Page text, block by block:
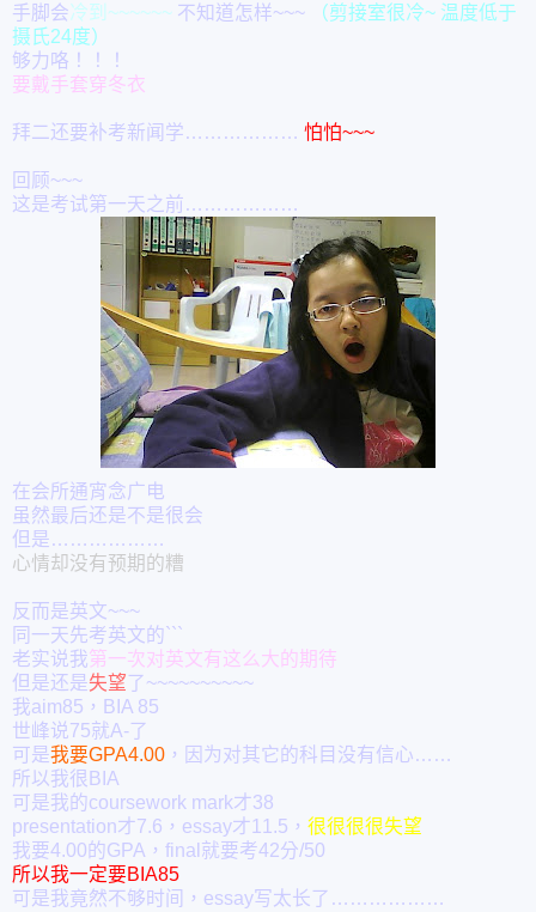
手脚会冷到~~~~~~ 不知道怎样~~~
（剪接室很冷~ 温度低于
摄氏24度）
够力咯！！！
要戴手套穿冬衣
拜二还要补考新闻学……………… 怕怕~~~
回顾~~~
这是考试第一天之前………………
在会所通宵念广电
虽然最后还是不是很会
但是………………
心情却没有预期的糟
反而是英文~~~
同一天先考英文的```
老实说我第一次对英文有这么大的期待
但是还是失望了~~~~~~~~~~
我aim85，BIA 85
世峰说75就A-了
可是我要GPA4.00 ，因为对其它的科目没有信心……
所以我很BIA
可是我的coursework mark才38
presentation才7.6，essay才11.5， 很很很很失望
我要4.00的GPA，final就要考42分/50
所以我一定要BIA85
可是我竟然不够时间，essay写太长了………………